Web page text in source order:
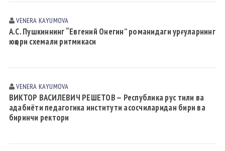
VENERA KАYUMOVА
А.С. Пушкиннинг “Евгений Онегин” романидаги урғуларнинг
юқори схемали ритмикаси
VENERA KАYUMOVА
ВИКТОР ВАСИЛЕВИЧ РЕШЕТОВ — Республика рус тили ва
адабиёти педагогика институти асосчиларидан бири ва
биринчи ректори